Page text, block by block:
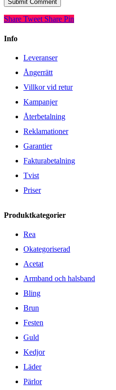
Share Tweet Share Pin
Info
Leveranser
Ångerrätt
Villkor vid retur
Kampanjer
Återbetalning
Reklamationer
Garantier
Fakturabetalning
Tvist
Priser
Produktkategorier
Rea
Okategoriserad
Acetat
Armband och halsband
Bling
Brun
Festen
Guld
Kedjor
Läder
Pärlor